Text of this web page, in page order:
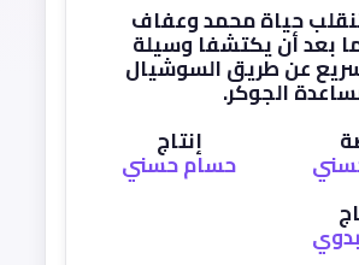
حياة محمد وعفاف
بعد أن يكتشفا وسيلة
عن طريق السوشيال
الجوكر.
إنتاج
حسام حسني